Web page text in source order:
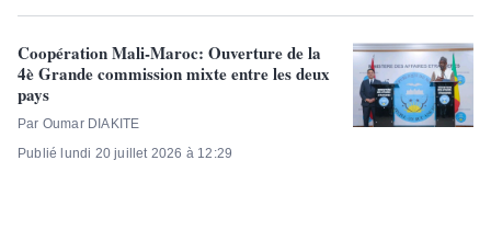
Coopération Mali-Maroc: Ouverture de la
4è Grande commission mixte entre les deux
pays
Par Oumar DIAKITE
Publié lundi 20 juillet 2026 à 12:29